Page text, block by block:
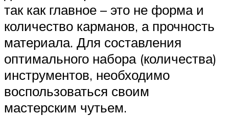
так как главное – это не форма и
количество карманов, а прочность
материала. Для составления
оптимального набора (количества)
инструментов, необходимо
воспользоваться своим
мастерским чутьем.